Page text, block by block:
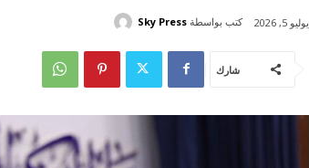
يوليو 5, 2026 كتب بواسطة Sky Press
شارك